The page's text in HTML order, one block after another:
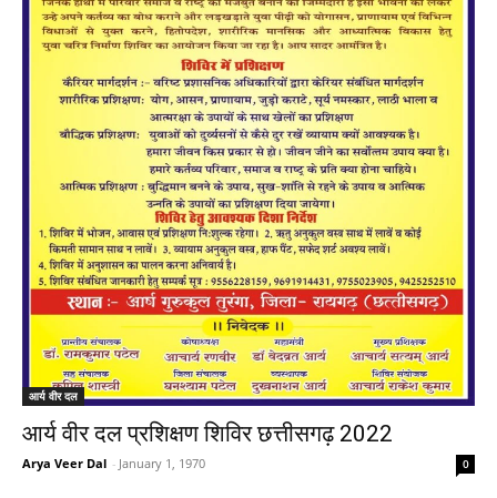
आर्य वीर दल
आर्य वीर दल प्रशिक्षण शिविर छत्तीसगढ़ 2022
Arya Veer Dal - January 1, 1970 0